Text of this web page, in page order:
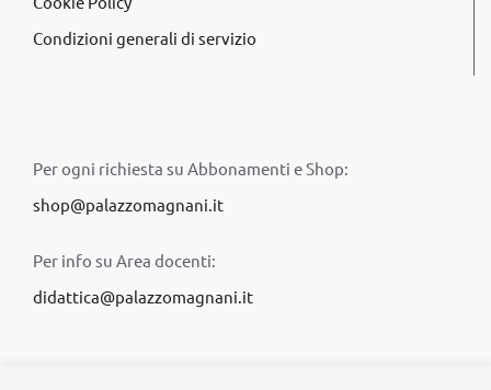
Condizioni generali di servizio
Per ogni richiesta su Abbonamenti e Shop:
shop@palazzomagnani.it
Per info su Area docenti:
didattica@palazzomagnani.it